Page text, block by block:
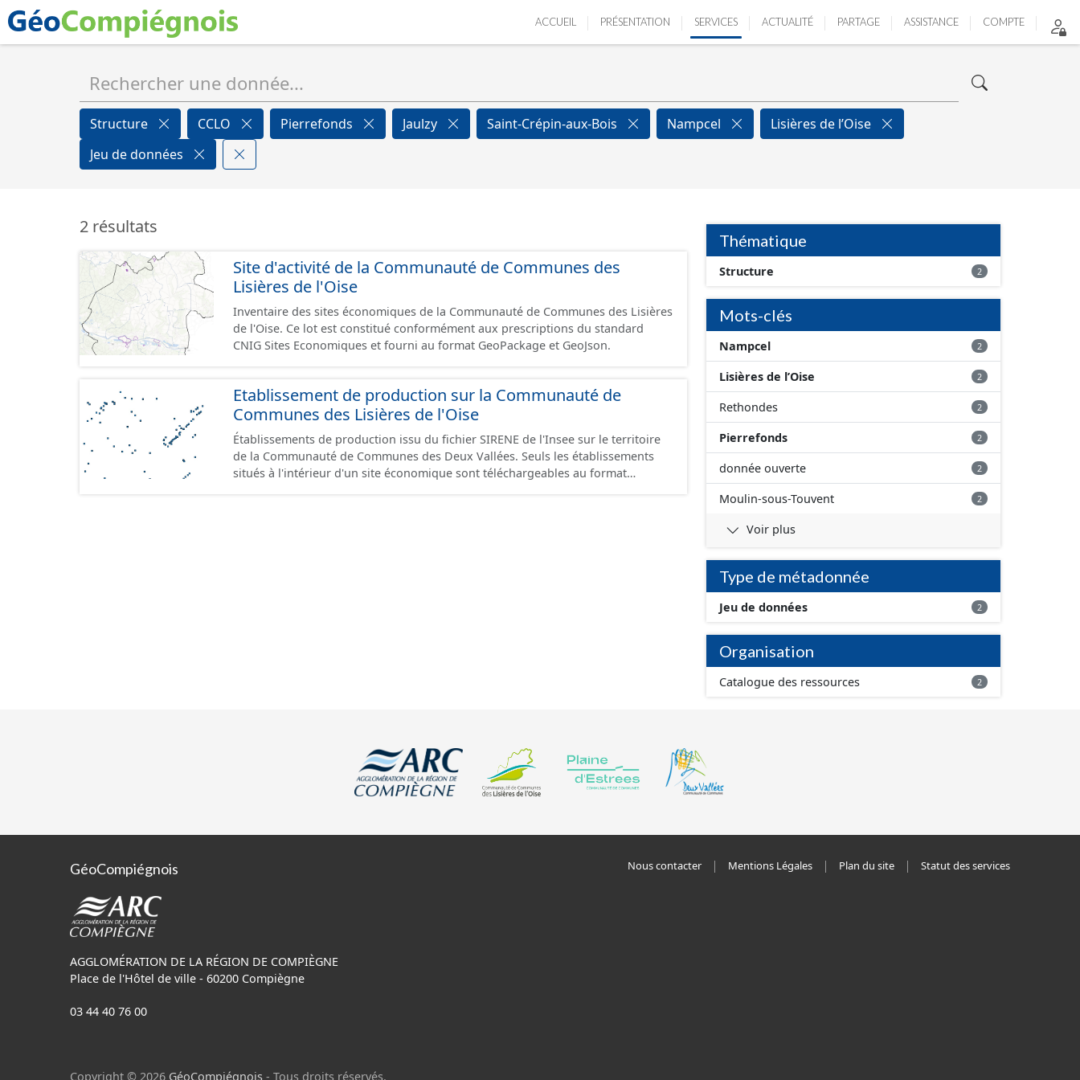
ACCUEIL PRÉSENTATION SERVICES ACTUALITÉ PARTAGE ASSISTANCE COMPTE
Structure CCLO Pierrefonds Jaulzy Saint-Crépin-aux-Bois Nampcel
Lisières de l’Oise
Jeu de données
2 résultats
Site d'activité de la Communauté de Communes des
Lisières de l'Oise
Inventaire des sites économiques de la Communauté de Communes des Lisières
de l'Oise. Ce lot est constitué conformément aux prescriptions du standard
CNIG Sites Economiques et fourni au format GeoPackage et GeoJson.
Etablissement de production sur la Communauté de
Communes des Lisières de l'Oise
Établissements de production issu du fichier SIRENE de l'Insee sur le territoire
de la Communauté de Communes des Deux Vallées. Seuls les établissements
situés à l'intérieur d'un site économique sont téléchargeables au format
Thématique
Structure 2
Mots-clés
Nampcel 2
Lisières de l’Oise 2
Rethondes 2
Pierrefonds 2
donnée ouverte 2
Moulin-sous-Touvent 2
Voir plus
Type de métadonnée
Jeu de données 2
Organisation
Catalogue des ressources 2
GéoCompiégnois
AGGLOMÉRATION DE LA RÉGION DE COMPIÈGNE
Place de l'Hôtel de ville - 60200 Compiègne
03 44 40 76 00
Nous contacter Mentions Légales Plan du site Statut des services
Copyright © 2026 GéoCompiégnois - Tous droits réservés.